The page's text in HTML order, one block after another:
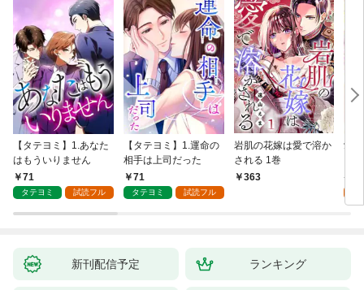
【タテヨミ】1.あなた
はもういりません
71
タテヨミ 試読フル
【タテヨミ】1.運命の
相手は上司だった
71
タテヨミ 試読フル
岩肌の花嫁は愛で溶か
される 1巻
363
愛
新刊配信予定 ランキング